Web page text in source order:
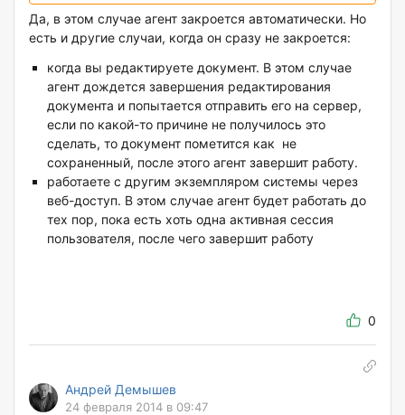
Да, в этом случае агент закроется автоматически. Но
есть и другие случаи, когда он сразу не закроется:
когда вы редактируете документ. В этом случае
агент дождется завершения редактирования
документа и попытается отправить его на сервер,
если по какой-то причине не получилось это
сделать, то документ пометится как не
сохраненный, после этого агент завершит работу.
работаете с другим экземпляром системы через
веб-доступ. В этом случае агент будет работать до
тех пор, пока есть хоть одна активная сессия
пользователя, после чего завершит работу
0
Андрей Демышев
24 февраля 2014 в 09:47